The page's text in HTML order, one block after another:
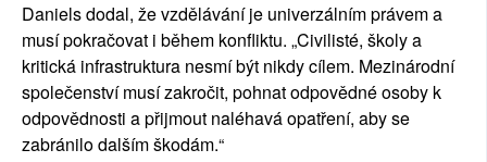
Daniels dodal, že vzdělávání je univerzálním právem a
musí pokračovat i během konfliktu. „Civilisté, školy a
kritická infrastruktura nesmí být nikdy cílem. Mezinárodní
společenství musí zakročit, pohnat odpovědné osoby k
odpovědnosti a přijmout naléhavá opatření, aby se
zabránilo dalším škodám.“